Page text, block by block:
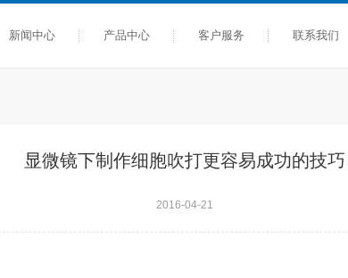
新闻中心 产品中心 客户服务 联系我们
显微镜下制作细胞吹打更容易成功的技巧
2016-04-21